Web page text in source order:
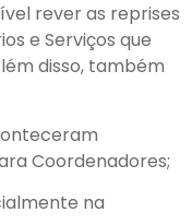
rever as reprises
e Serviços que
disso, também
Coordenadores;
na